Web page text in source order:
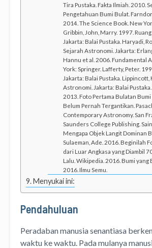
Tira Pustaka. Fakta Ilmiah. 2010.
Pengetahuan Bumi Bulat.
2014. The Science Book. New
Gribbin, John, Marry. 1997. Ruang
Jakarta: Balai Pustaka. Haryadi,
Sejarah Astronomi. Jakarta:
Hannu et al. 2006. Fundamental
York: Springer. Lafferty, Peter.
Jakarta: Balai Pustaka.
Astronomi. Jakarta: Balai Pustaka.
2013. Foto Pertama Bulatan
Belum Pernah Tergantikan.
Contemporary Astronomy. San
Saunders College Publishing.
Mengapa Objek Langit Dominan
Sulaeman, Ade. 2016. Beginilah
dari Luar Angkasa yang Diambil
Lalu. Wikipedia. 2016. Bumi yang
2016. Ilmu Semu.
Menyukai ini:
Pendahuluan
Peradaban manusia senantiasa
waktu ke waktu. Pada mulanya